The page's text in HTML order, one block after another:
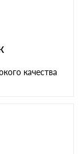
качества